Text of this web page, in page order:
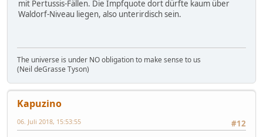
mit Pertussis-Fällen. Die Impfquote dort dürfte kaum über
Waldorf-Niveau liegen, also unterirdisch sein.
The universe is under NO obligation to make sense to us
(Neil deGrasse Tyson)
Kapuzino
#12
06. Juli 2018, 15:53:55